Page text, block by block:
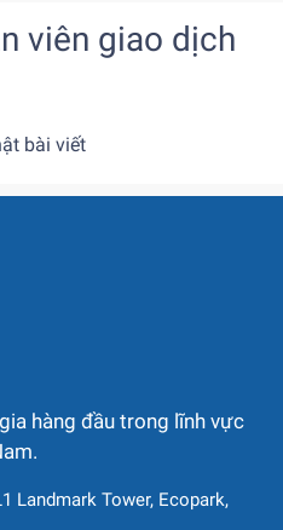
viên giao dịch
bài viết
hàng đầu trong lĩnh vực
Landmark Tower, Ecopark,